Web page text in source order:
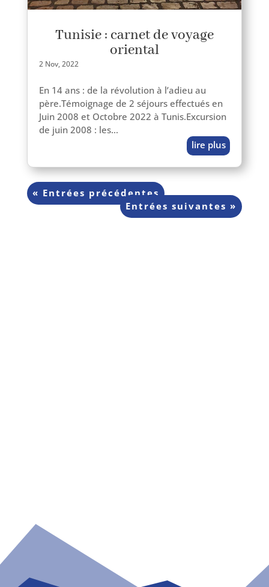
Tunisie : carnet de voyage
oriental
2 Nov, 2022
En 14 ans : de la révo­lu­tion à l’adieu au
père.Témoignage de 2 séjours effec­tués en
Juin 2008 et Octobre 2022 à Tunis.Excursion
de juin 2008 : les…
lire plus
« Entrées précédentes
Entrées sui­vantes »